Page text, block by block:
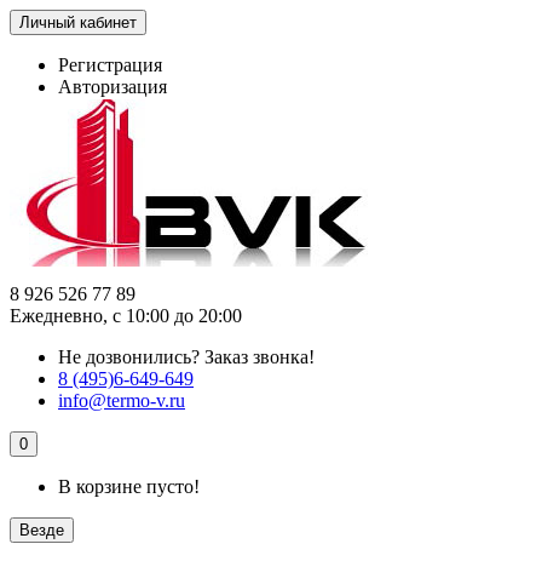
Личный кабинет
Регистрация
Авторизация
8 926 526 77 89
Ежедневно, с 10:00 до 20:00
Не дозвонились? Заказ звонка!
8 (495)6-649-649
info@termo-v.ru
0
В корзине пусто!
Везде